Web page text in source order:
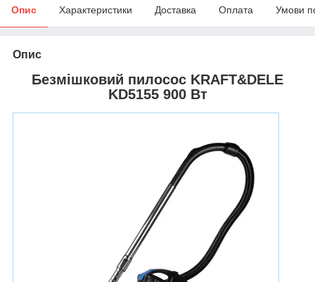
Опис Характеристики Доставка Оплата Умови
Опис
Безмішковий пилосос KRAFT&DELE
KD5155 900 Вт